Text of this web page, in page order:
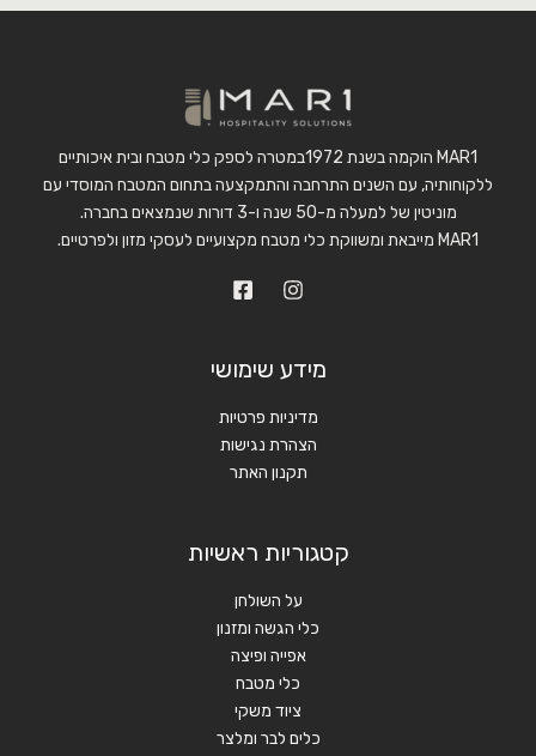
MAR1 הוקמה בשנת 1972במטרה לספק כלי מטבח ובית איכותיים
ללקוחותיה, עם השנים התרחבה והתמקצעה בתחום המטבח המוסדי עם
מוניטין של למעלה מ-50 שנה ו-3 דורות שנמצאים בחברה.
MAR1 מייבאת ומשווקת כלי מטבח מקצועיים לעסקי מזון ולפרטיים.
מידע שימושי
מדיניות פרטיות
הצהרת נגישות
תקנון האתר
קטגוריות ראשיות
על השולחן
כלי הגשה ומזנון
אפייה ופיצה
כלי מטבח
ציוד משקי
כלים לבר ומלצר